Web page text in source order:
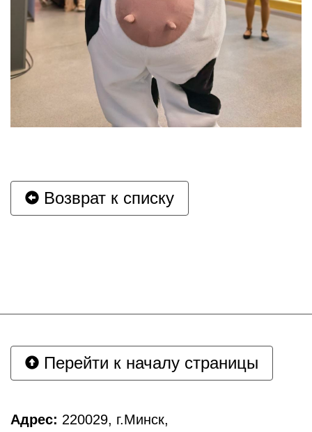
Возврат к списку
Перейти к началу страницы
Адрес: 220029, г.Минск,